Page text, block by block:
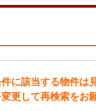
に該当する物件は
更して再検索をお